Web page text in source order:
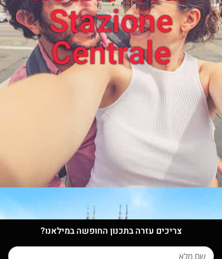
Stazione
Centrale
צריכים עזרה בתכנון החופשה במילאנו?